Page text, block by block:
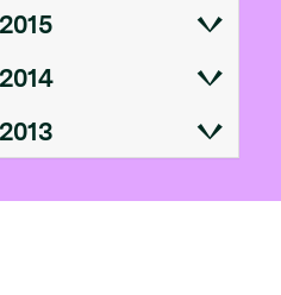
2015
2014
2013